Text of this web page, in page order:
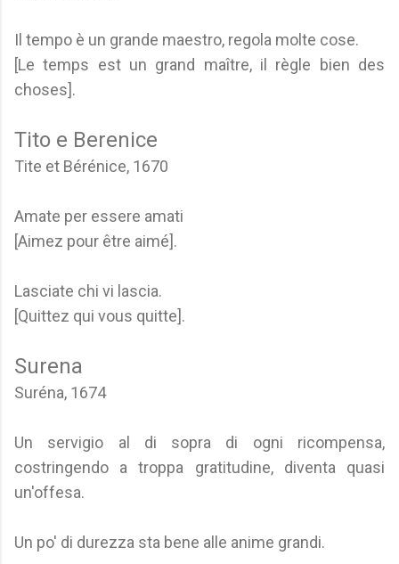
Il tempo è un grande maestro, regola molte cose.
[Le temps est un grand maître, il règle bien des
choses].
Tito e Berenice
Tite et Bérénice, 1670
Amate per essere amati
[Aimez pour être aimé].
Lasciate chi vi lascia.
[Quittez qui vous quitte].
Surena
Suréna, 1674
Un servigio al di sopra di ogni ricompensa,
costringendo a troppa gratitudine, diventa quasi
un'offesa.
Un po' di durezza sta bene alle anime grandi.